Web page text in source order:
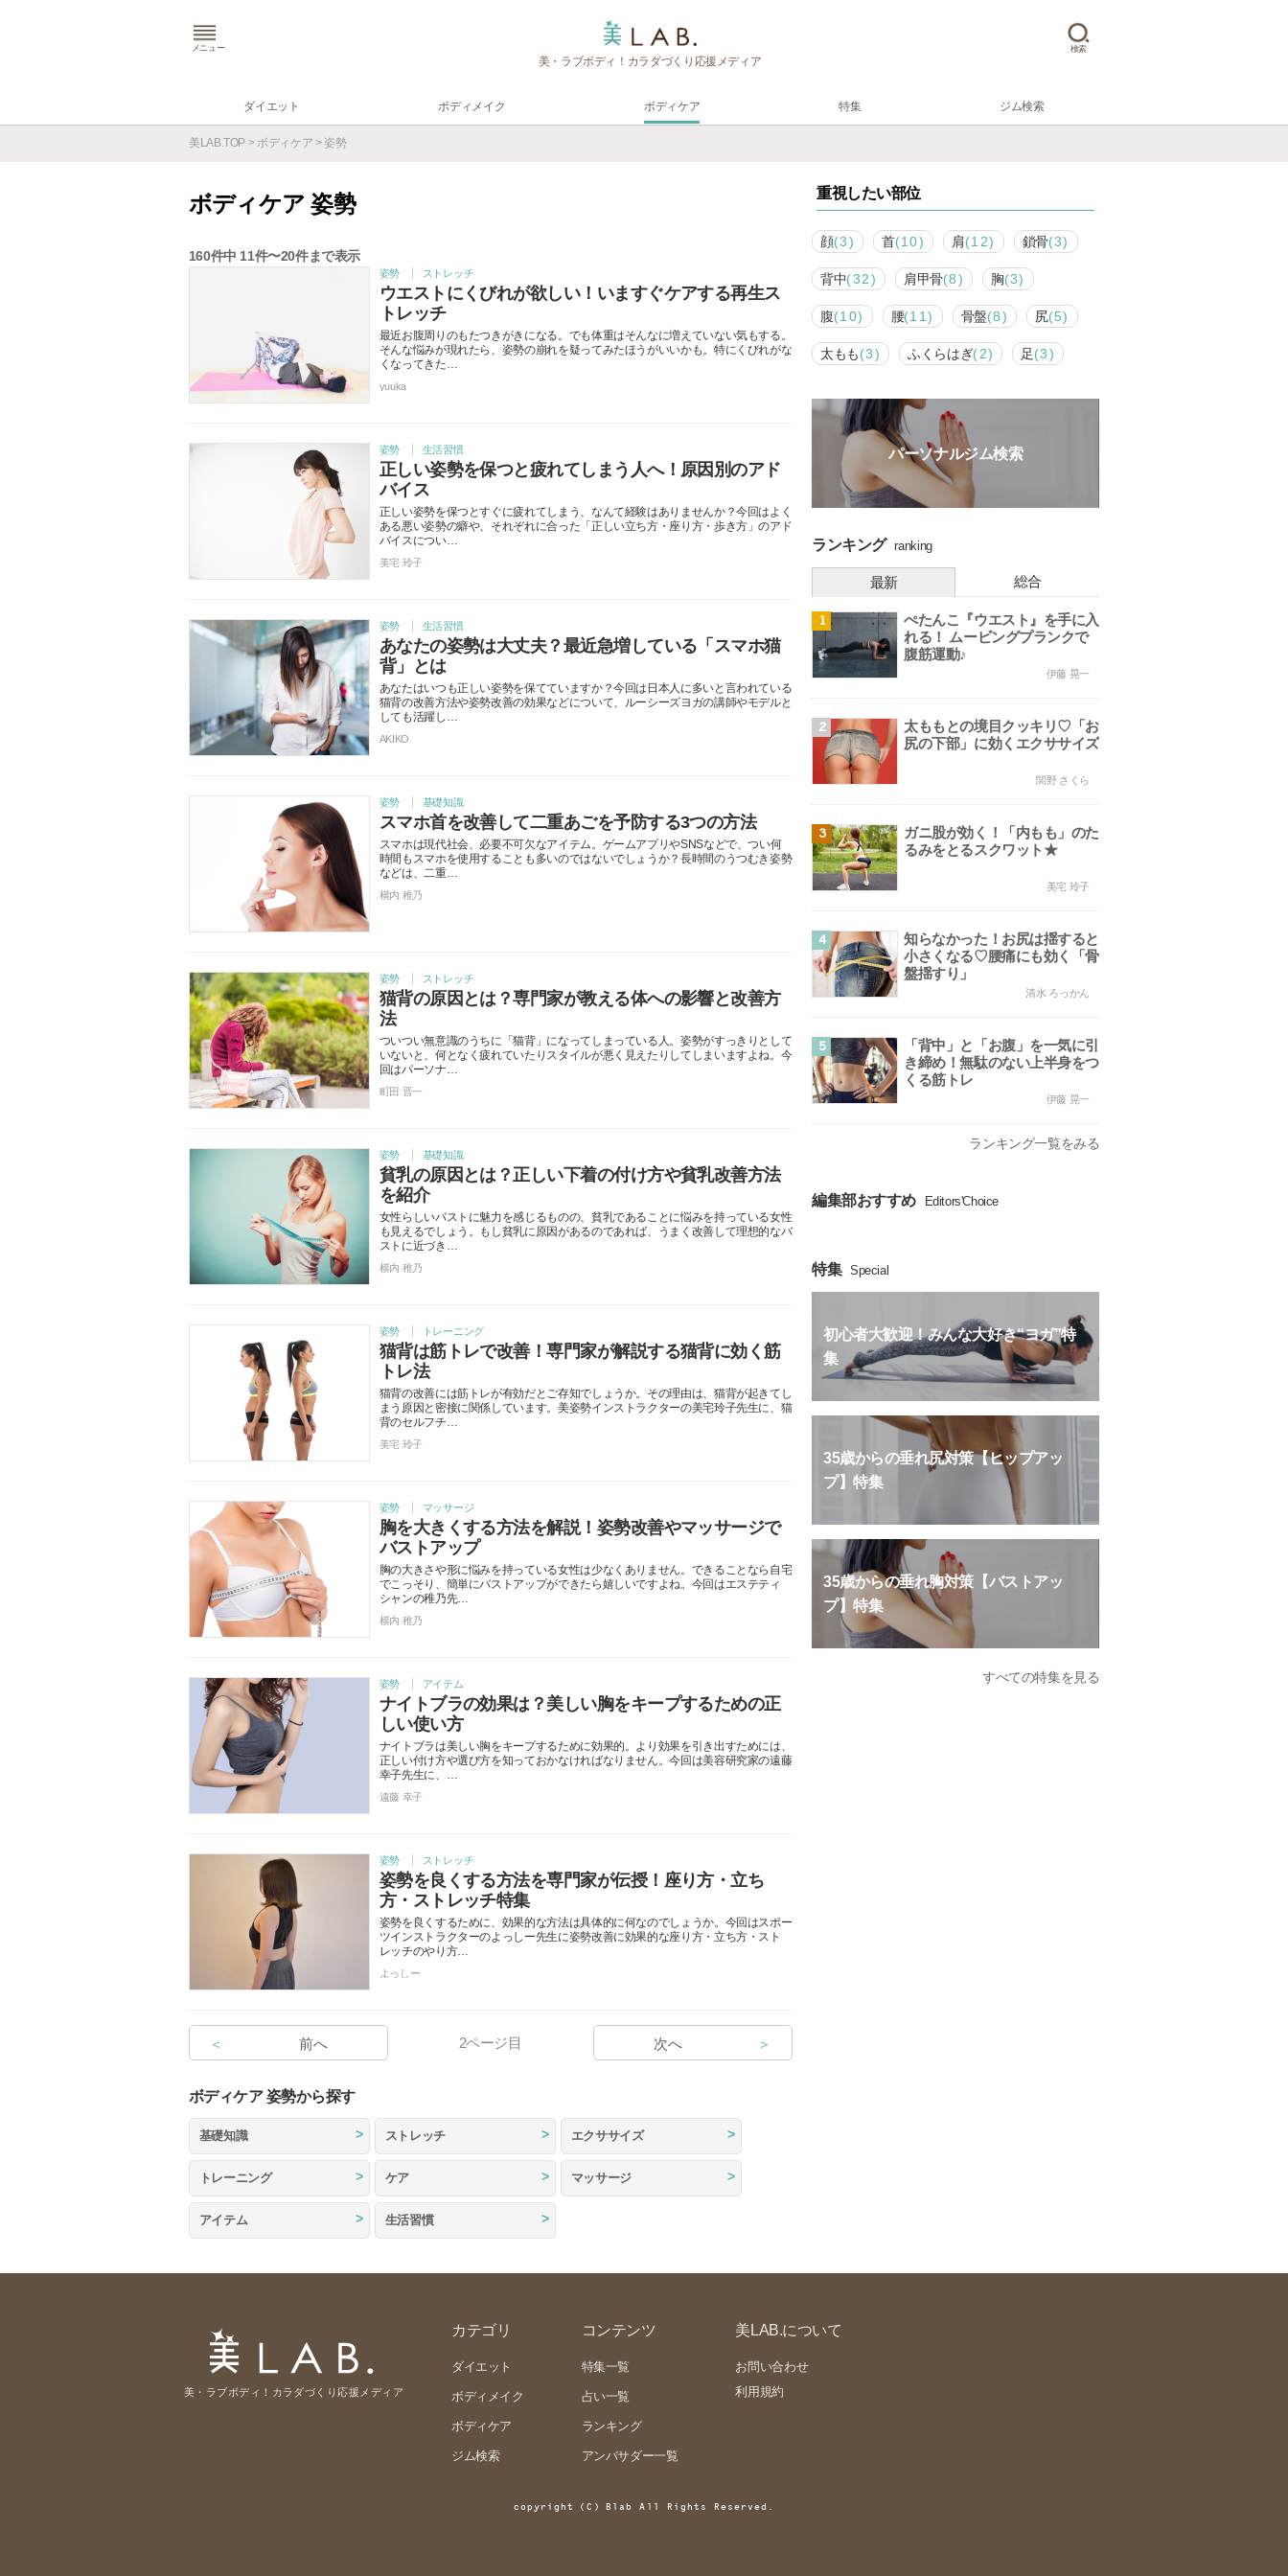
メニュー
美・ラブボディ！カラダづくり応援メディア
検索
ダイエット ボディメイク ボディケア 特集 ジム検索
美LAB.TOP > ボディケア > 姿勢
ボディケア 姿勢
160件中 11件〜20件まで表示
姿勢 ストレッチ
ウエストにくびれが欲しい！いますぐケアする再生ス
トレッチ
最近お腹周りのもたつきがきになる。でも体重はそんなに増えていない気もする。
そんな悩みが現れたら、姿勢の崩れを疑ってみたほうがいいかも。特にくびれがな
くなってきた…
yuuka
姿勢 生活習慣
正しい姿勢を保つと疲れてしまう人へ！原因別のアド
バイス
正しい姿勢を保つとすぐに疲れてしまう、なんて経験はありませんか？今回はよく
ある悪い姿勢の癖や、それぞれに合った「正しい立ち方・座り方・歩き方」のアド
バイスについ…
美宅 玲子
姿勢 生活習慣
あなたの姿勢は大丈夫？最近急増している「スマホ猫
背」とは
あなたはいつも正しい姿勢を保てていますか？今回は日本人に多いと言われている
猫背の改善方法や姿勢改善の効果などについて、ルーシーズヨガの講師やモデルと
しても活躍し…
AKIKO
姿勢 基礎知識
スマホ首を改善して二重あごを予防する3つの方法
スマホは現代社会、必要不可欠なアイテム。ゲームアプリやSNSなどで、つい何
時間もスマホを使用することも多いのではないでしょうか？長時間のうつむき姿勢
などは、二重…
横内 稚乃
姿勢 ストレッチ
猫背の原因とは？専門家が教える体への影響と改善方
法
ついつい無意識のうちに「猫背」になってしまっている人。姿勢がすっきりとして
いないと、何となく疲れていたりスタイルが悪く見えたりしてしまいますよね。今
回はパーソナ…
町田 晋一
姿勢 基礎知識
貧乳の原因とは？正しい下着の付け方や貧乳改善方法
を紹介
女性らしいバストに魅力を感じるものの、貧乳であることに悩みを持っている女性
も見えるでしょう。もし貧乳に原因があるのであれば、うまく改善して理想的なバ
ストに近づき…
横内 稚乃
姿勢 トレーニング
猫背は筋トレで改善！専門家が解説する猫背に効く筋
トレ法
猫背の改善には筋トレが有効だとご存知でしょうか。その理由は、猫背が起きてし
まう原因と密接に関係しています。美姿勢インストラクターの美宅玲子先生に、猫
背のセルフチ…
美宅 玲子
姿勢 マッサージ
胸を大きくする方法を解説！姿勢改善やマッサージで
バストアップ
胸の大きさや形に悩みを持っている女性は少なくありません。できることなら自宅
でこっそり、簡単にバストアップができたら嬉しいですよね。今回はエステティ
シャンの稚乃先…
横内 稚乃
姿勢 アイテム
ナイトブラの効果は？美しい胸をキープするための正
しい使い方
ナイトブラは美しい胸をキープするために効果的。より効果を引き出すためには、
正しい付け方や選び方を知っておかなければなりません。今回は美容研究家の遠藤
幸子先生に、…
遠藤 幸子
姿勢 ストレッチ
姿勢を良くする方法を専門家が伝授！座り方・立ち
方・ストレッチ特集
姿勢を良くするために、効果的な方法は具体的に何なのでしょうか。今回はスポー
ツインストラクターのよっしー先生に姿勢改善に効果的な座り方・立ち方・スト
レッチのやり方…
よっしー
＜ 前へ 2ページ目 次へ ＞
ボディケア 姿勢から探す
基礎知識 ストレッチ エクササイズ
トレーニング ケア マッサージ
アイテム 生活習慣
重視したい部位
顔(3) 首(10) 肩(12) 鎖骨(3)
背中(32) 肩甲骨(8) 胸(3)
腹(10) 腰(11) 骨盤(8) 尻(5)
太もも(3) ふくらはぎ(2) 足(3)
パーソナルジム検索
ランキング ranking
最新 総合
1
ぺたんこ『ウエスト』を手に入
れる！ ムービングプランクで
腹筋運動♪
伊藤 晃一
2
太ももとの境目クッキリ♡「お
尻の下部」に効くエクササイズ
関野 さくら
3
ガニ股が効く！「内もも」のた
るみをとるスクワット★
美宅 玲子
4
知らなかった！お尻は揺すると
小さくなる♡腰痛にも効く「骨
盤揺すり」
清水 ろっかん
5
「背中」と「お腹」を一気に引
き締め！無駄のない上半身をつ
くる筋トレ
伊藤 晃一
ランキング一覧をみる
編集部おすすめ Editors'Choice
特集 Special
初心者大歓迎！みんな大好き“ヨガ”特
集
35歳からの垂れ尻対策【ヒップアッ
プ】特集
35歳からの垂れ胸対策【バストアッ
プ】特集
すべての特集を見る
美・ラブボディ！カラダづくり応援メディア
カテゴリ
ダイエット
ボディメイク
ボディケア
ジム検索
コンテンツ
特集一覧
占い一覧
ランキング
アンバサダー一覧
美LAB.について
お問い合わせ
利用規約
copyright (C) Blab All Rights Reserved.